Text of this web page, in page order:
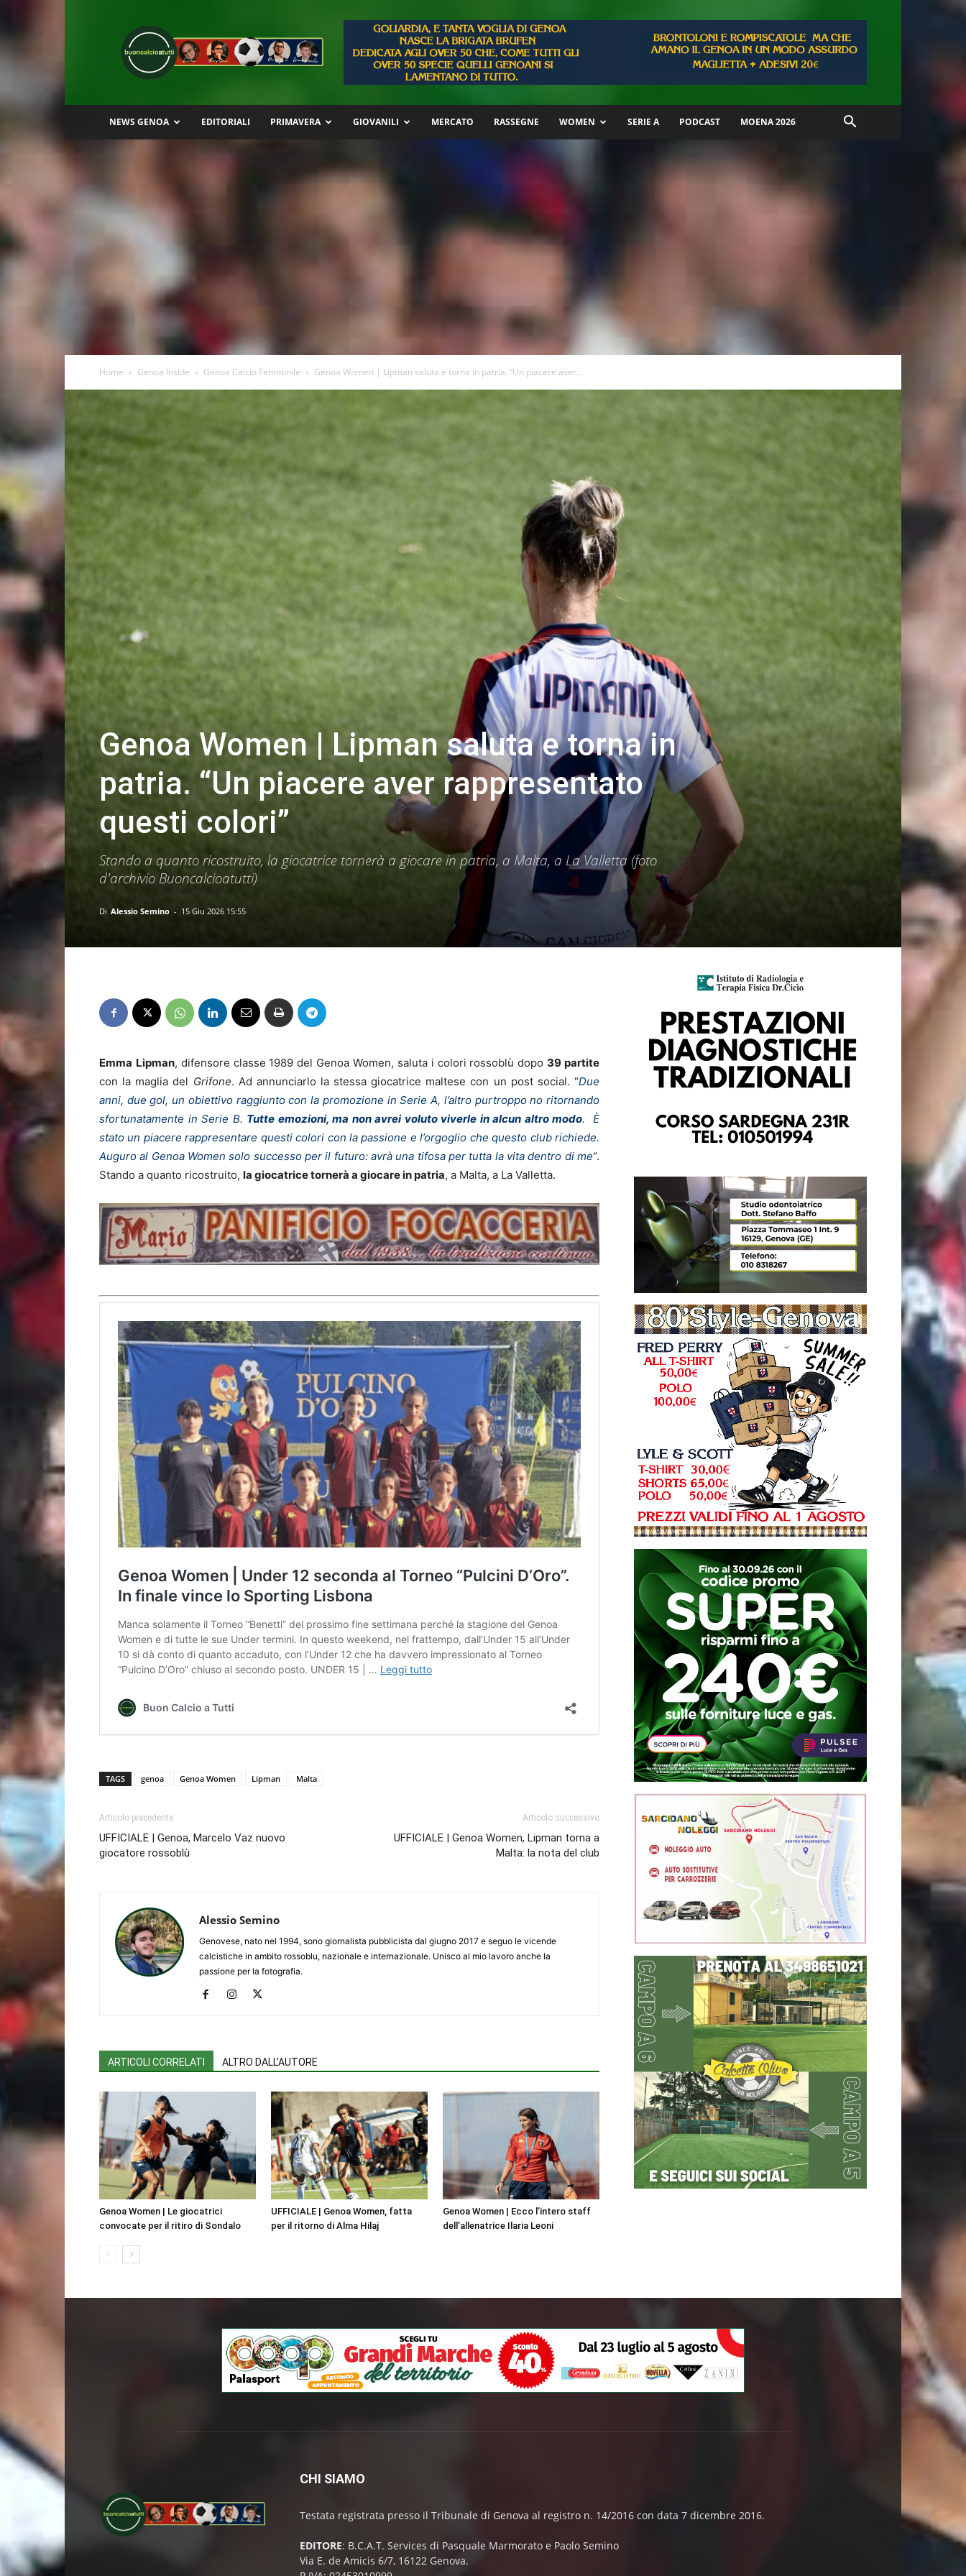
Buon
Calcio
a
Tutti
NEWS GENOA EDITORIALI PRIMAVERA GIOVANILI MERCATO RASSEGNE WOMEN SERIE A PODCAST MOENA 2026
Home Genoa Inside Genoa Calcio Femminile Genoa Women | Lipman saluta e torna in patria. “Un piacere aver...
Genoa Women | Lipman saluta e torna in
patria. “Un piacere aver rappresentato
questi colori”
Stando a quanto ricostruito, la giocatrice tornerà a giocare in patria, a Malta, a La Valletta (foto
d'archivio Buoncalcioatutti)
Di Alessio Semino - 15 Giu 2026 15:55
Emma Lipman, difensore classe 1989 del Genoa Women, saluta i colori rossoblù dopo 39 partite
con la maglia del Grifone. Ad annunciarlo la stessa giocatrice maltese con un post social. “Due
anni, due gol, un obiettivo raggiunto con la promozione in Serie A, l’altro purtroppo no ritornando
sfortunatamente in Serie B. Tutte emozioni, ma non avrei voluto viverle in alcun altro modo. È
stato un piacere rappresentare questi colori con la passione e l’orgoglio che questo club richiede.
Auguro al Genoa Women solo successo per il futuro: avrà una tifosa per tutta la vita dentro di me“.
Stando a quanto ricostruito, la giocatrice tornerà a giocare in patria, a Malta, a La Valletta.
TAGS genoa Genoa Women Lipman Malta
Articolo precedente
UFFICIALE | Genoa, Marcelo Vaz nuovo
giocatore rossoblù
Articolo successivo
UFFICIALE | Genoa Women, Lipman torna a
Malta: la nota del club
Alessio Semino
Genovese, nato nel 1994, sono giornalista pubblicista dal giugno 2017 e seguo le vicende
calcistiche in ambito rossoblu, nazionale e internazionale. Unisco al mio lavoro anche la
passione per la fotografia.
ARTICOLI CORRELATI ALTRO DALL'AUTORE
Genoa Women | Le giocatrici
convocate per il ritiro di Sondalo
UFFICIALE | Genoa Women, fatta
per il ritorno di Alma Hilaj
Genoa Women | Ecco l’intero staff
dell’allenatrice Ilaria Leoni
CHI SIAMO
Testata registrata presso il Tribunale di Genova al registro n. 14/2016 con data 7 dicembre 2016.
EDITORE: B.C.A.T. Services di Pasquale Marmorato e Paolo Semino
Via E. de Amicis 6/7, 16122 Genova.